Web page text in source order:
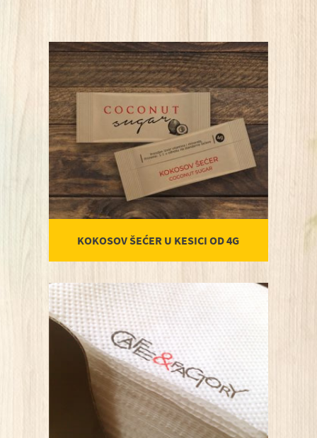
KOKOSOV ŠEĆER U KESICI OD 4G
P
Porudžbenica